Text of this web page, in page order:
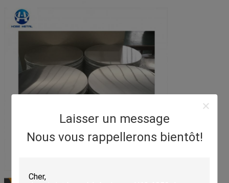
Laisser un message
Nous vous rappellerons bientôt!